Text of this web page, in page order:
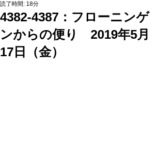
4382-4387：フローニンゲ
ンからの便り 2019年5月
17日（金）
読了時間: 18分